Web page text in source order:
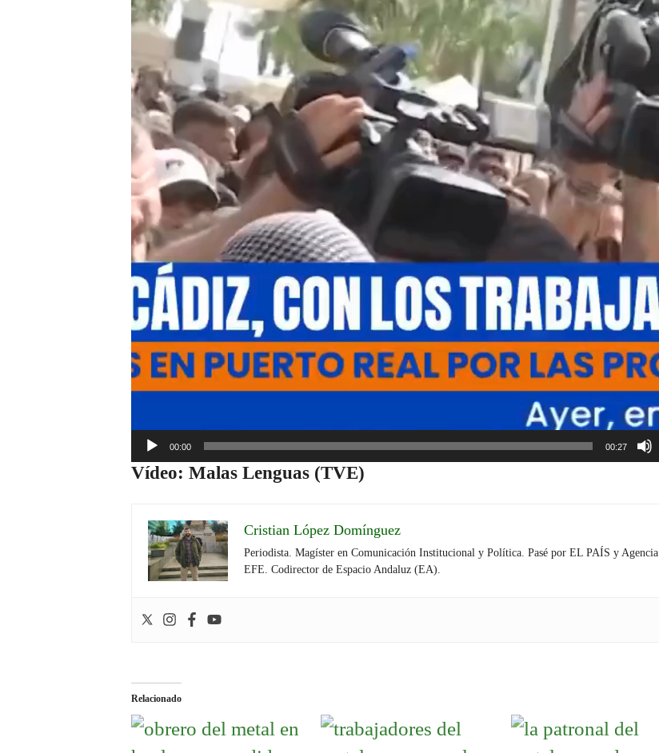
00:00 00:27
Vídeo: Malas Lenguas (TVE)
Cristian López Domínguez
Periodista. Magíster en Comunicación Institucional y Política. Pasé por EL PAÍS y Agencia
EFE. Codirector de Espacio Andaluz (EA).
Relacionado